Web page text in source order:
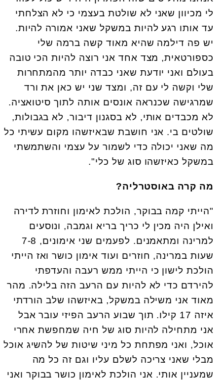
לי מכיוון שאני לא שולטת בעצמי כי לא הצלחתי
עד אותו רגע להיות במשקל שאני אמורה להיות.
יש פה דילמה שהיא מאוד קשה ברמה שלי
כספורטאית, מצד אחד אני רוצה להיות הכי טובה
בעולם ואני יודעת שאני כבדה יותר מהמתחרות
שלי וקשה לי עם זה, ומצד שני יש כאן את ורד
שמרגישה שכנראה אונסים אותה לתוך סיטואציה.
לא מכבדים אותי, לא בסגנון דיבור, לא בגבולות,
שולטים בי. אני חושבת שבאיזשהו מקום עשיתי כל
מה שאני יכולה כדי לשמור על עצמי והשתמשתי
במשקל כאיזשהו סוג של כלי".
מה קרה באוסטרליה?
"הייתי קמה בבוקר, הולכת לאימון וחוזרת לדירה
ואילן היה מכין לי כריך בריא וגמבה, ונוסעים
למרינה ומתאמנים. לפעמים שני אימונים, 7-8
שעות במרינה, חוזרים ועוד אימון כושר ואז הייתי
הולכת לישון כי הייתי ממש רעבה והעדפתי
להירדם כדי לא להיות עם הרעב הזה בלילה. מהר
מאוד אני משילה במשקל, באיזשהו שלב הורדתי
איזה 17 קילו. תוך שבוע הרעב הפיזי עובר אבל
אני מתחילה להיות סוג של חיה שמחפשת אחרי
אוכל, ואני מפתחת כל מיני שיטות של להשיג אוכל
מבלי שאני צריכה לשלם עליו וגם זה כל מה
שמעניין אותי. אני הולכת לאימון כושר בבוקר ואני